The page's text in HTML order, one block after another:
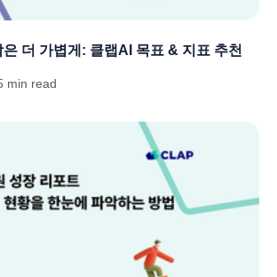
더 가볍게: 클랩AI 목표 & 지표 추천
min read